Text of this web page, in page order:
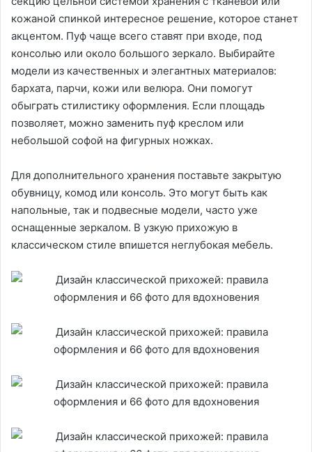
кожаной спинкой интересное решение, которое станет
акцентом. Пуф чаще всего ставят при входе, под
консолью или около большого зеркало. Выбирайте
модели из качественных и элегантных материалов:
бархата, парчи, кожи или велюра. Они помогут
обыграть стилистику оформления. Если площадь
позволяет, можно заменить пуф креслом или
небольшой софой на фигурных ножках.
Для дополнительного хранения поставьте закрытую
обувницу, комод или консоль. Это могут быть как
напольные, так и подвесные модели, часто уже
оснащенные зеркалом. В узкую прихожую в
классическом стиле впишется неглубокая мебель.